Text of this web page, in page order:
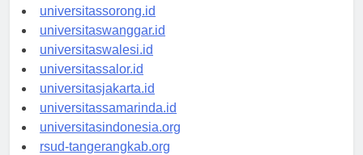
universitassorong.id
universitaswanggar.id
universitaswalesi.id
universitassalor.id
universitasjakarta.id
universitassamarinda.id
universitasindonesia.org
rsud-tangerangkab.org